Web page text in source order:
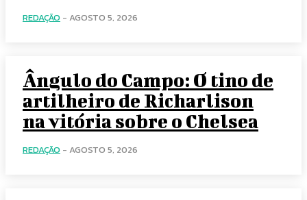
REDAÇÃO - AGOSTO 5, 2026
Ângulo do Campo: O tino de
artilheiro de Richarlison
na vitória sobre o Chelsea
REDAÇÃO - AGOSTO 5, 2026